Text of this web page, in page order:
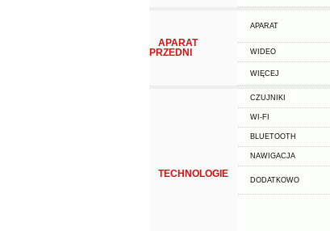
APARAT
PRZEDNI
APARAT
WIDEO
WIĘCEJ
TECHNOLOGIE
CZUJNIKI
WI-FI
BLUETOOTH
NAWIGACJA
DODATKOWO